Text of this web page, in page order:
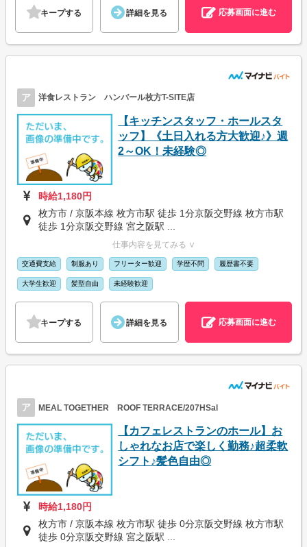
キープする 詳細を見る 応募画面に進む
ア 洋食レストラン ハンバール枚方T-SITE店
【キッチンスタッフ・ホールスタ
ッフ】《土日入れる方大歓迎♪》週
2～OK！未経験◎
時給1,180円
枚方市 / 京阪本線 枚方市駅 徒歩 1分京阪交野線 枚方市駅
徒歩 1分京阪交野線 宮之阪駅 ...
仕事内容を見てみる ∨
交通費支給 制服あり フリーター歓迎 学歴不問 履歴書不要
大学生歓迎 髪型自由 未経験歓迎
キープする 詳細を見る 応募画面に進む
ア MEAL TOGETHER ROOF TERRACE/207HSal
【カフェレストランのホール】お
しゃれなお店で楽しく勤務♪超柔軟
シフト♪髪色自由◎
時給1,180円
枚方市 / 京阪本線 枚方市駅 徒歩 0分京阪交野線 枚方市駅
徒歩 0分京阪交野線 宮之阪駅 ...